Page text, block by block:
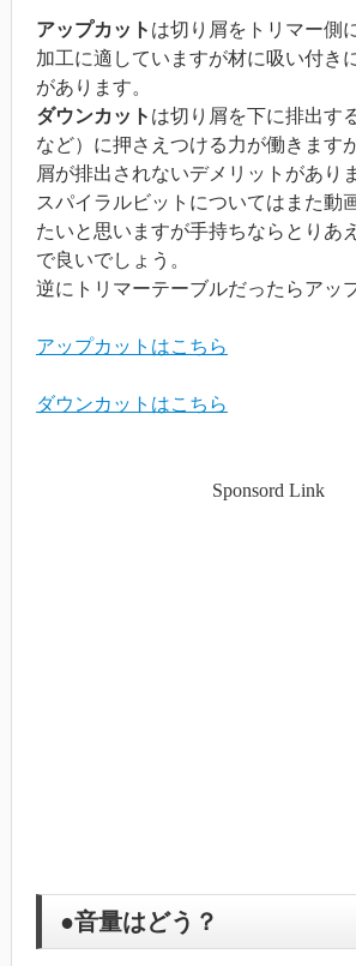
アップカット は切り屑をトリマー側
加工に適していますが材に吸い付き
があります。
ダウンカット は切り屑を下に排出す
など）に押さえつける力が働きます
屑が排出されないデメリットがあり
スパイラルビットについてはまた動
たいと思いますが手持ちならとりあ
で良いでしょう。
逆にトリマーテーブルだったらアッ
アップカットはこちら
ダウンカットはこちら
Sponsord Link
●音量はどう？